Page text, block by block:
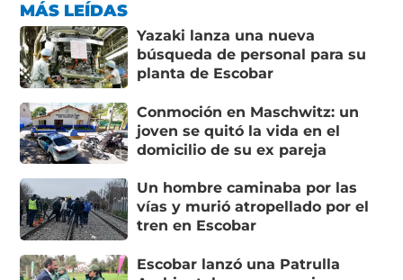
MÁS LEÍDAS
Yazaki lanza una nueva
búsqueda de personal para su
planta de Escobar
Conmoción en Maschwitz: un
joven se quitó la vida en el
domicilio de su ex pareja
Un hombre caminaba por las
vías y murió atropellado por el
tren en Escobar
Escobar lanzó una Patrulla